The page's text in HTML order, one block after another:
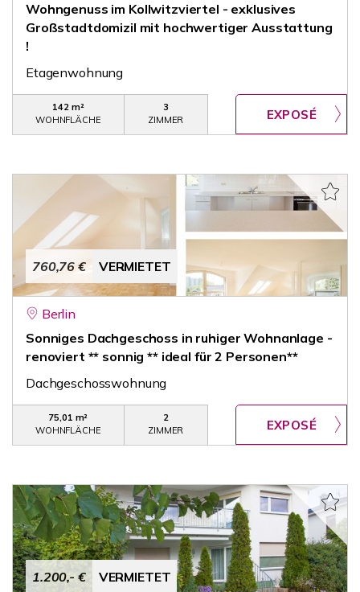
Wohngenuss im Kollwitzviertel - exklusives
Großstadtdomizil mit hochwertiger Ausstattung
!
Etagenwohnung
142 m²
WOHNFLÄCHE
3
ZIMMER
760,76 € VERMIETET
Berlin
Sonniges Dachgeschoss in ruhiger Wohnanlage -
renoviert ** sonnig ** ideal für 2 Personen**
Dachgeschosswohnung
75,01 m²
WOHNFLÄCHE
2
ZIMMER
1.200,- € VERMIETET